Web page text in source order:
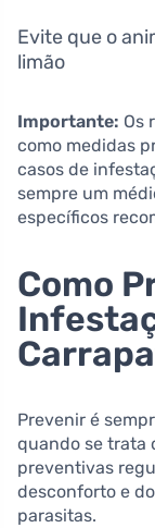
Evite que o
limão
Importante: Os
como medidas
casos de
sempre um
específicos
Como
Prevenir é
quando se trata
preventivas
desconforto e
parasitas.